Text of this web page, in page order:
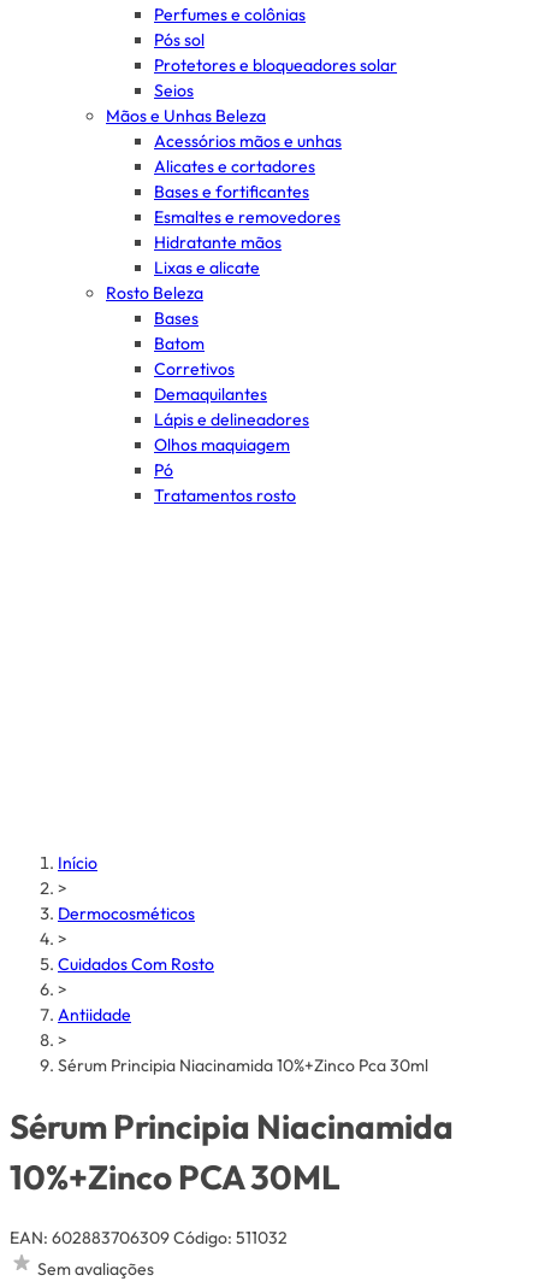
Perfumes e colônias
Pós sol
Protetores e bloqueadores solar
Seios
Mãos e Unhas Beleza
Acessórios mãos e unhas
Alicates e cortadores
Bases e fortificantes
Esmaltes e removedores
Hidratante mãos
Lixas e alicate
Rosto Beleza
Bases
Batom
Corretivos
Demaquilantes
Lápis e delineadores
Olhos maquiagem
Pó
Tratamentos rosto
Início
>
Dermocosméticos
>
Cuidados Com Rosto
>
Antiidade
>
Sérum Principia Niacinamida 10%+Zinco Pca 30ml
Sérum Principia Niacinamida
10%+Zinco PCA 30ML
EAN: 602883706309Código: 511032
Sem avaliações